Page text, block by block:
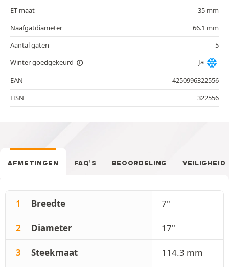
ET-maat
35 mm
Naafgatdiameter
66.1 mm
Aantal gaten
5
Winter goedgekeurd
Ja
EAN
4250996322556
HSN
322556
AFMETINGEN FAQ’S BEOORDELING VEILIGHEID
1 Breedte 7"
2 Diameter 17"
3 Steekmaat 114.3 mm